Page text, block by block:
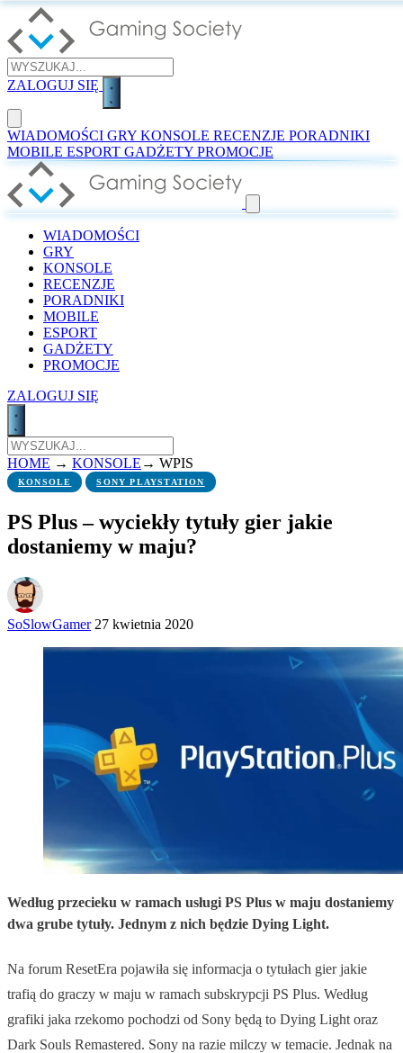
ZALOGUJ SIĘ
WIADOMOŚCI GRY KONSOLE RECENZJE PORADNIKI
MOBILE ESPORT GADŻETY PROMOCJE
WIADOMOŚCI
GRY
KONSOLE
RECENZJE
PORADNIKI
MOBILE
ESPORT
GADŻETY
PROMOCJE
ZALOGUJ SIĘ
HOME → KONSOLE → WPIS
KONSOLE SONY PLAYSTATION
PS Plus – wyciekły tytuły gier jakie
dostaniemy w maju?
SoSlowGamer 27 kwietnia 2020
Według przecieku w ramach usługi PS Plus w maju dostaniemy
dwa grube tytuły. Jednym z nich będzie Dying Light.
Na forum ResetEra pojawiła się informacja o tytułach gier jakie
trafią do graczy w maju w ramach subskrypcji PS Plus. Według
grafiki jaka rzekomo pochodzi od Sony będą to Dying Light oraz
Dark Souls Remastered. Sony na razie milczy w temacie. Jednak na